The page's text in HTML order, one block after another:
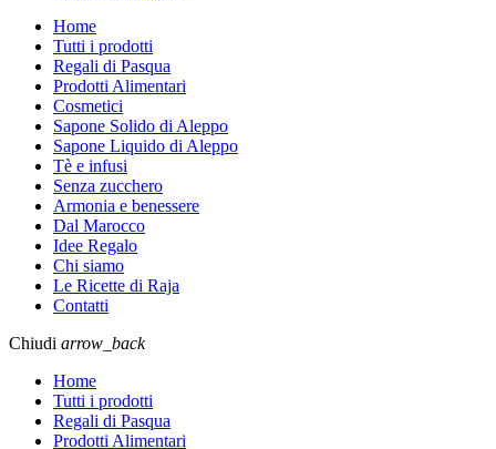
Home
Tutti i prodotti
Regali di Pasqua
Prodotti Alimentari
Cosmetici
Sapone Solido di Aleppo
Sapone Liquido di Aleppo
Tè e infusi
Senza zucchero
Armonia e benessere
Dal Marocco
Idee Regalo
Chi siamo
Le Ricette di Raja
Contatti
Chiudi arrow_back
Home
Tutti i prodotti
Regali di Pasqua
Prodotti Alimentari